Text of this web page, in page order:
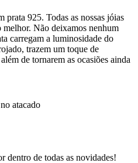
prata 925. Todas as nossas jóias
melhor. Não deixamos nenhum
carregam a luminosidade do
trazem um toque de
de tornarem as ocasiões ainda
atacado
dentro de todas as novidades!